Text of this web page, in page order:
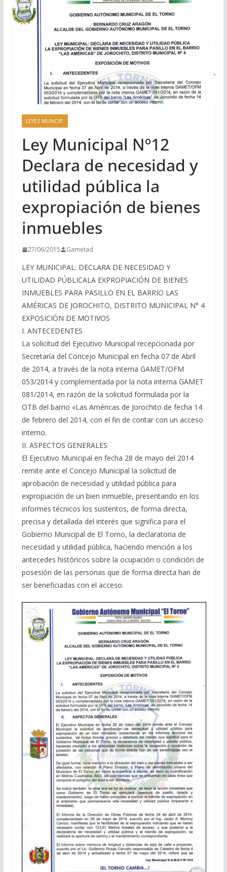
LEYES MUNCIP.
Ley Municipal Nº12
Declara de necesidad y
utilidad pública la
expropiación de bienes
inmuebles
27/06/2015 Gametad
LEY MUNICIPAL: DECLARA DE NECESIDAD Y
UTILIDAD PÚBLICALA EXPROPIACIÓN DE BIENES
INMUEBLES PARA PASILLO EN EL BARRIO LAS
AMÉRICAS DE JOROCHITO, DISTRITO MUNICIPAL N° 4
EXPOSICIÓN DE MOTIVOS
I. ANTECEDENTES
La solicitud del Ejecutivo Municipal recepcionada por
Secretaría del Concejo Municipal en fecha 07 de Abril
de 2014, a través de la nota interna GAMET/OFM
053/2014 y complementada por la nota interna GAMET
081/2014, en razón de la solicitud formulada por la
OTB del barrio «Las Américas de Jorochito de fecha 14
de febrero del 2014, con el fin de contar con un acceso
interno.
II. ASPECTOS GENERALES
El Ejecutivo Municipal en fecha 28 de mayo del 2014
remite ante el Concejo Municipal la solicitud de
aprobación de necesidad y utilidad pública para
expropiación de un bien inmueble, presentando en los
informes técnicos los sustentos, de forma directa,
precisa y detallada del interés que significa para el
Gobierno Municipal de El Torno, la declaratoria de
necesidad y utilidad pública, haciendo mención a los
antecedes históricos sobre la ocupación o condición de
posesión de las personas que de forma directa han de
ser beneficiadas con el acceso.